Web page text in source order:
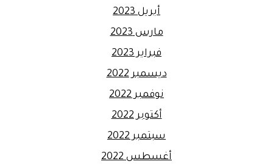
أبريل 2023
مارس 2023
فبراير 2023
ديسمبر 2022
نوفمبر 2022
أكتوبر 2022
سبتمبر 2022
أغسطس 2022